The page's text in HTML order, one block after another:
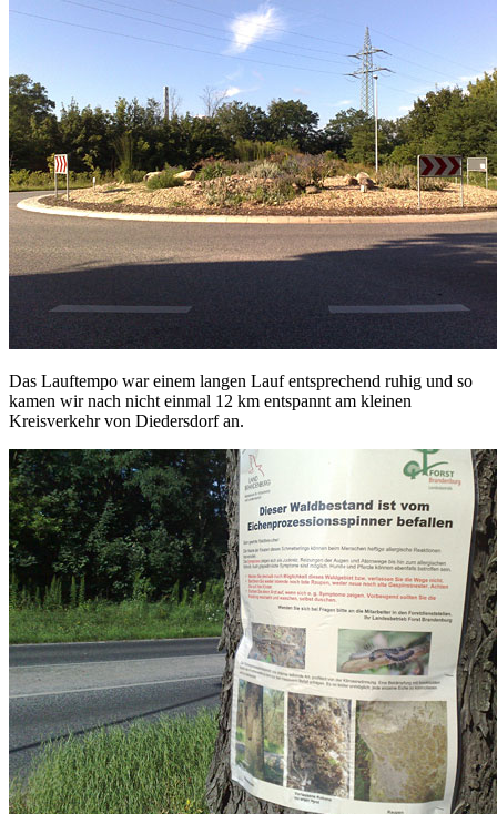
Das Lauftempo war einem langen Lauf entsprechend ruhig und so
kamen wir nach nicht einmal 12 km entspannt am kleinen
Kreisverkehr von Diedersdorf an.